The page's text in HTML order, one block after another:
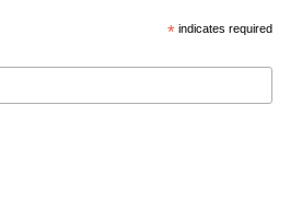
* indicates required